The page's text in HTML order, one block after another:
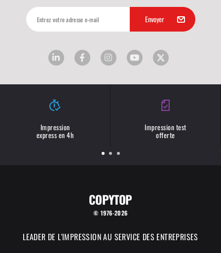
Impression
express en 4h
Impression test
offerte
COPYTOP
© 1976-2026
LEADER DE L'IMPRESSION AU SERVICE DES ENTREPRISES